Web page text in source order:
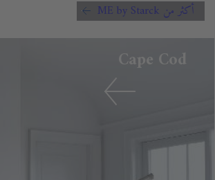
أكثر من ME by Starck
Cape Cod